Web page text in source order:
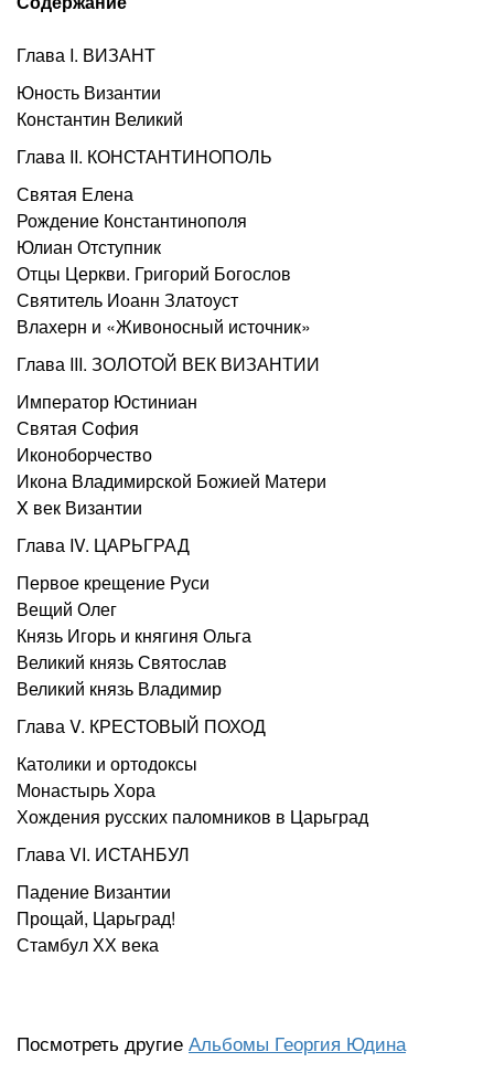
Глава I. ВИЗАНТ
Юность Византии
Константин Великий
Глава II. КОНСТАНТИНОПОЛЬ
Святая Елена
Рождение Константинополя
Юлиан Отступник
Отцы Церкви. Григорий Богослов
Святитель Иоанн Златоуст
Влахерн и «Живоносный источник»
Глава III. ЗОЛОТОЙ ВЕК ВИЗАНТИИ
Император Юстиниан
Святая София
Иконоборчество
Икона Владимирской Божией Матери
X век Византии
Глава IV. ЦАРЬГРАД
Первое крещение Руси
Вещий Олег
Князь Игорь и княгиня Ольга
Великий князь Святослав
Великий князь Владимир
Глава V. КРЕСТОВЫЙ ПОХОД
Католики и ортодоксы
Монастырь Хора
Хождения русских паломников в Царьград
Глава VI. ИСТАНБУЛ
Падение Византии
Прощай, Царьград!
Стамбул ХХ века
Посмотреть другие Альбомы Георгия Юдина